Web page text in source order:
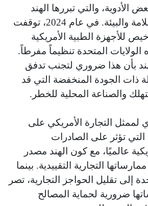
الأدوية، والتي تبررها الهند
بحماية الصحة والسلامة والبيئة. في عام 2024، توقفت
للأجهزة الطبية الأمريكية
الولايات المتحدة تنظيماً مفرطاً.
بأن هذا ضروري لتجنب تدفق
ذات الجودة المنخفضة التي قد
والصناعة المحلية للخطر.
لممثل التجارة الأمريكي على
التي تؤثر على الصادرات
عالميًا، مع كون الهند مصدر
التجارية التقييدية. بينما
إلى تقليل الحواجز التجارية، تصر
ضرورية لحماية المصالح